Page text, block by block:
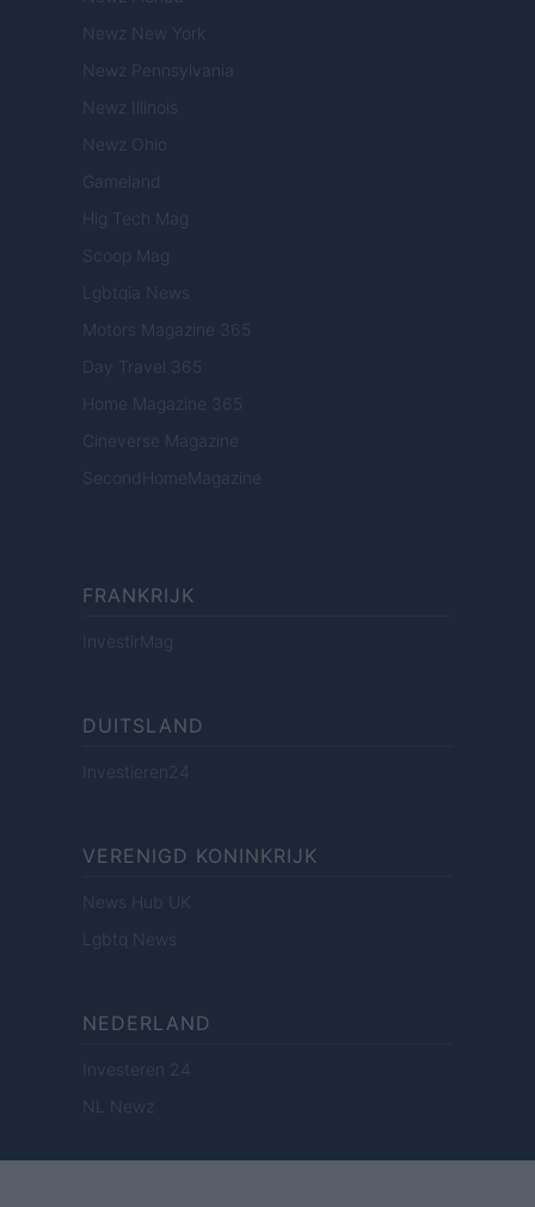
Newz New York
Newz Pennsylvania
Newz Illinois
Newz Ohio
Gameland
Hig Tech Mag
Scoop Mag
Lgbtqia News
Motors Magazine 365
Day Travel 365
Home Magazine 365
Cineverse Magazine
SecondHomeMagazine
FRANKRIJK
InvestirMag
DUITSLAND
Investieren24
VERENIGD KONINKRIJK
News Hub UK
Lgbtq News
NEDERLAND
Investeren 24
NL Newz